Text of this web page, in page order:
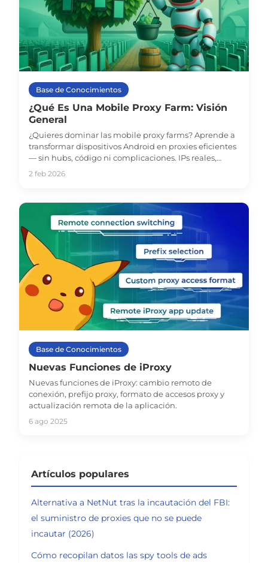
Artículos populares
Alternativa a NetNut tras la incautación del FBI:
el suministro de proxies que no se puede
incautar (2026)
Cómo recopilan datos las spy tools de ads
Base de Conocimientos
¿Qué Es Una Mobile Proxy Farm: Visión
General
¿Quieres dominar las mobile proxy farms? Aprende a
transformar dispositivos Android en proxies eficientes
— sin hubs, código ni complicaciones. IPs reales,
control total y flexibilidad ilimitada.
2 feb 2026
Base de Conocimientos
Nuevas Funciones de iProxy
Nuevas funciones de iProxy: cambio remoto de
conexión, prefijo proxy, formato de accesos proxy y
actualización remota de la aplicación.
6 ago 2025